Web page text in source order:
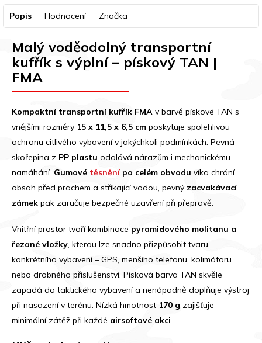
Popis Hodnocení Značka
Malý voděodolný transportní
kufřík s výplní – pískový TAN |
FMA
Kompaktní transportní kufřík FMA v barvě pískové TAN s
vnějšími rozměry 15 x 11,5 x 6,5 cm poskytuje spolehlivou
ochranu citlivého vybavení v jakýchkoli podmínkách. Pevná
skořepina z PP plastu odolává nárazům i mechanickému
namáhání. Gumové těsněnípo celém obvodu víka chrání
obsah před prachem a stříkající vodou, pevný zacvakávací
zámek pak zaručuje bezpečné uzavření při přepravě.
Vnitřní prostor tvoří kombinace pyramidového molitanu a
řezané vložky, kterou lze snadno přizpůsobit tvaru
konkrétního vybavení – GPS, menšího telefonu, kolimátoru
nebo drobného příslušenství. Písková barva TAN skvěle
zapadá do taktického vybavení a nenápadně doplňuje výstroj
při nasazení v terénu. Nízká hmotnost 170 g zajišťuje
minimální zátěž při každé airsoftové akci.